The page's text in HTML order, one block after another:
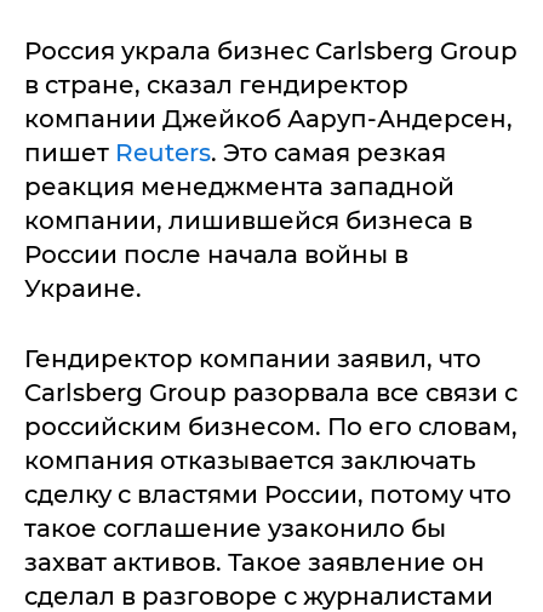
Россия украла бизнес Carlsberg Group
в стране, сказал гендиректор
компании Джейкоб Ааруп-Андерсен,
пишет Reuters. Это самая резкая
реакция менеджмента западной
компании, лишившейся бизнеса в
России после начала войны в
Украине.
Гендиректор компании заявил, что
Carlsberg Group разорвала все связи с
российским бизнесом. По его словам,
компания отказывается заключать
сделку с властями России, потому что
такое соглашение узаконило бы
захват активов. Такое заявление он
сделал в разговоре с журналистами